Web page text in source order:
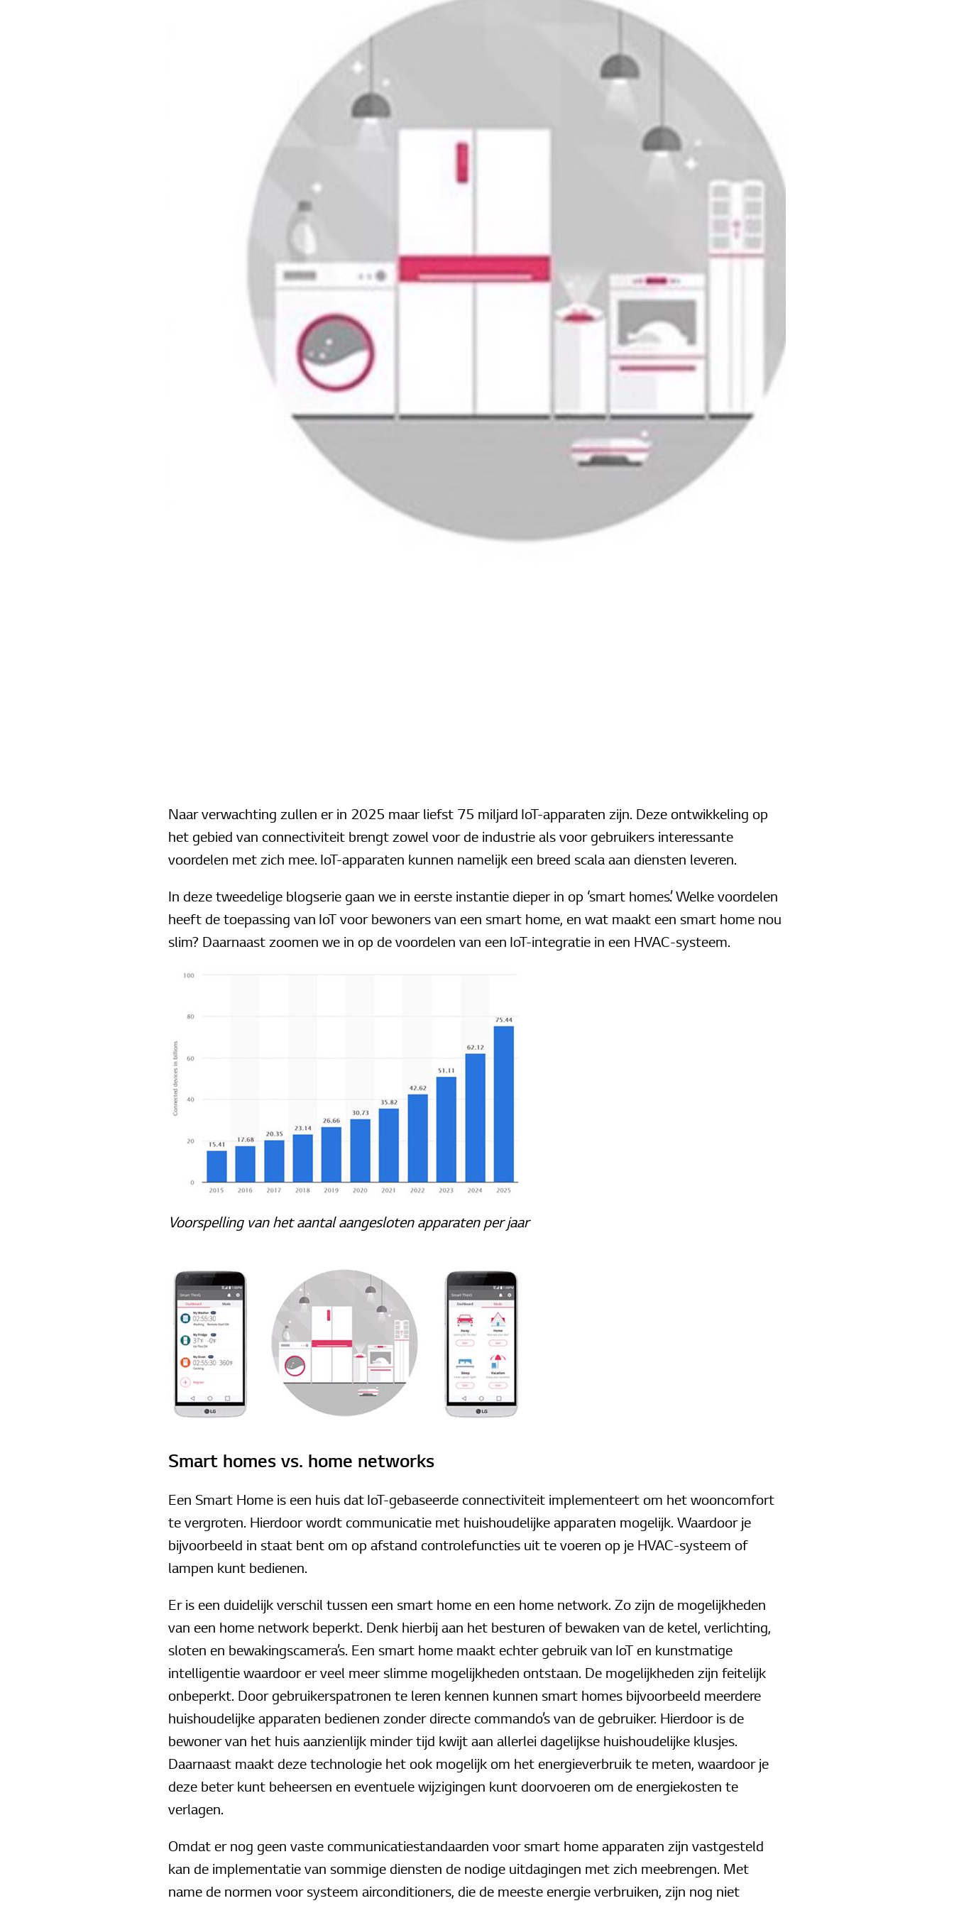
Naar verwachting zullen er in 2025 maar liefst 75 miljard IoT-apparaten zijn. Deze ontwikkeling op
het gebied van connectiviteit brengt zowel voor de industrie als voor gebruikers interessante
voordelen met zich mee. IoT-apparaten kunnen namelijk een breed scala aan diensten leveren.
In deze tweedelige blogserie gaan we in eerste instantie dieper in op ‘smart homes’. Welke voordelen
heeft de toepassing van IoT voor bewoners van een smart home, en wat maakt een smart home nou
slim? Daarnaast zoomen we in op de voordelen van een IoT-integratie in een HVAC-systeem.
Voorspelling van het aantal aangesloten apparaten per jaar
Smart homes vs. home networks
Een Smart Home is een huis dat IoT-gebaseerde connectiviteit implementeert om het wooncomfort
te vergroten. Hierdoor wordt communicatie met huishoudelijke apparaten mogelijk. Waardoor je
bijvoorbeeld in staat bent om op afstand controlefuncties uit te voeren op je HVAC-systeem of
lampen kunt bedienen.
Er is een duidelijk verschil tussen een smart home en een home network. Zo zijn de mogelijkheden
van een home network beperkt. Denk hierbij aan het besturen of bewaken van de ketel, verlichting,
sloten en bewakingscamera’s. Een smart home maakt echter gebruik van IoT en kunstmatige
intelligentie waardoor er veel meer slimme mogelijkheden ontstaan. De mogelijkheden zijn feitelijk
onbeperkt. Door gebruikerspatronen te leren kennen kunnen smart homes bijvoorbeeld meerdere
huishoudelijke apparaten bedienen zonder directe commando’s van de gebruiker. Hierdoor is de
bewoner van het huis aanzienlijk minder tijd kwijt aan allerlei dagelijkse huishoudelijke klusjes.
Daarnaast maakt deze technologie het ook mogelijk om het energieverbruik te meten, waardoor je
deze beter kunt beheersen en eventuele wijzigingen kunt doorvoeren om de energiekosten te
verlagen.
Omdat er nog geen vaste communicatiestandaarden voor smart home apparaten zijn vastgesteld
kan de implementatie van sommige diensten de nodige uitdagingen met zich meebrengen. Met
name de normen voor systeem airconditioners, die de meeste energie verbruiken, zijn nog niet